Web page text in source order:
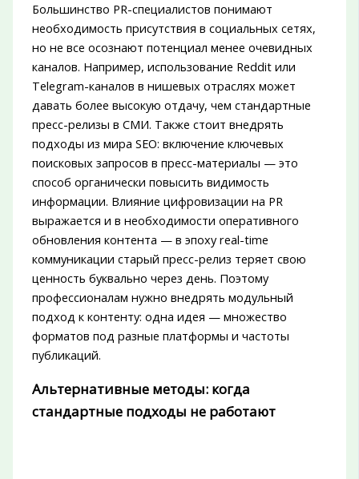
Большинство PR-специалистов понимают
необходимость присутствия в социальных сетях,
но не все осознают потенциал менее очевидных
каналов. Например, использование Reddit или
Telegram-каналов в нишевых отраслях может
давать более высокую отдачу, чем стандартные
пресс-релизы в СМИ. Также стоит внедрять
подходы из мира SEO: включение ключевых
поисковых запросов в пресс-материалы — это
способ органически повысить видимость
информации. Влияние цифровизации на PR
выражается и в необходимости оперативного
обновления контента — в эпоху real-time
коммуникации старый пресс-релиз теряет свою
ценность буквально через день. Поэтому
профессионалам нужно внедрять модульный
подход к контенту: одна идея — множество
форматов под разные платформы и частоты
публикаций.
Альтернативные методы: когда
стандартные подходы не работают